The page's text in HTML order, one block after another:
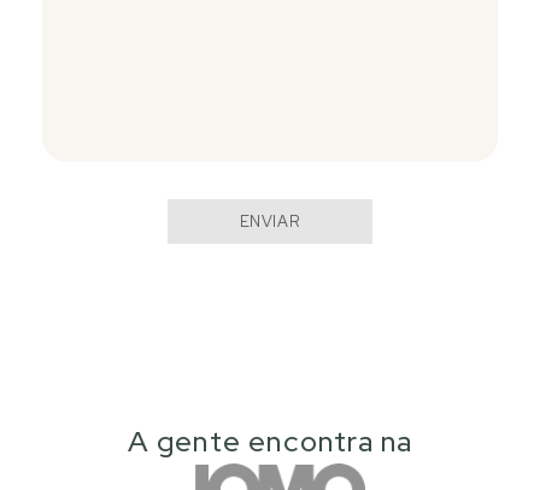
ENVIAR
A gente encontra na